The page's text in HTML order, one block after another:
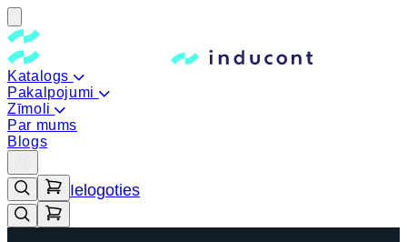
Katalogs
Pakalpojumi
Zīmoli
Par mums
Blogs
Ielogoties